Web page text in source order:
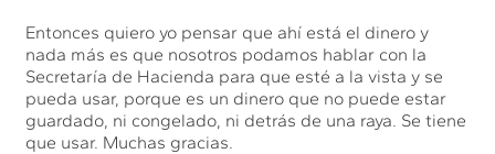
Entonces quiero yo pensar que ahí está el dinero y
nada más es que nosotros podamos hablar con la
Secretaría de Hacienda para que esté a la vista y se
pueda usar, porque es un dinero que no puede estar
guardado, ni congelado, ni detrás de una raya. Se tiene
que usar. Muchas gracias.